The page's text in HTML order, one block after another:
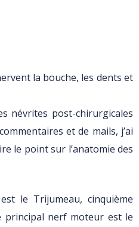
la bouche, les dents et
névrites post-chirurgicales
et de mails, j’ai
le point sur l’anatomie des
le Trijumeau, cinquième
principal nerf moteur est le